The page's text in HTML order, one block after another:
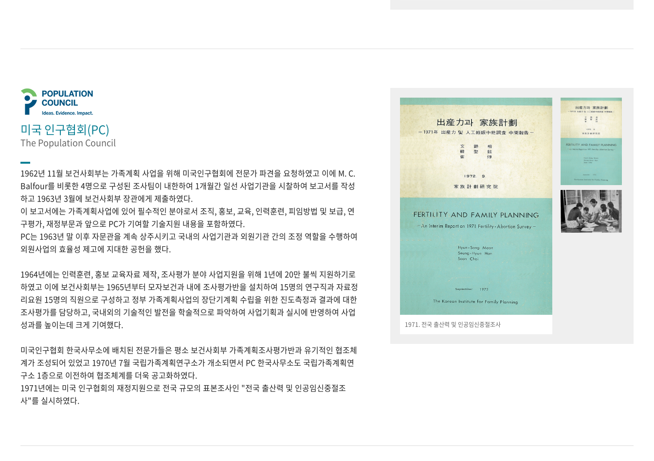
미국 인구협회(PC)
The Population Council
1962년 11월 보건사회부는 가족계획 사업을 위해 미국인구협회에 전문가 파견을 요청하였고 이에 M. C.
Balfour를 비롯한 4명으로 구성된 조사팀이 내한하여 1개월간 일선 사업기관을 시찰하여 보고서를 작성
하고 1963년 3월에 보건사회부 장관에게 제출하였다.
이 보고서에는 가족계획사업에 있어 필수적인 분야로서 조직, 홍보, 교육, 인력훈련, 피임방법 및 보급, 연
구평가, 재정부문과 앞으로 PC가 기여할 기술지원 내용을 포함하였다.
PC는 1963년 말 이후 자문관을 계속 상주시키고 국내의 사업기관과 외원기관 간의 조정 역할을 수행하여
외원사업의 효율성 제고에 지대한 공헌을 했다.
1964년에는 인력훈련, 홍보 교육자료 제작, 조사평가 분야 사업지원을 위해 1년에 20만 불씩 지원하기로
하였고 이에 보건사회부는 1965년부터 모자보건과 내에 조사평가반을 설치하여 15명의 연구직과 자료정
리요원 15명의 직원으로 구성하고 정부 가족계획사업의 장단기계획 수립을 위한 진도측정과 결과에 대한
조사평가를 담당하고, 국내외의 기술적인 발전을 학술적으로 파악하여 사업기획과 실시에 반영하여 사업
성과를 높이는데 크게 기여했다.
미국인구협회 한국사무소에 배치된 전문가들은 평소 보건사회부 가족계획조사평가반과 유기적인 협조체
계가 조성되어 있었고 1970년 7월 국립가족계획연구소가 개소되면서 PC 한국사무소도 국립가족계획연
구소 1층으로 이전하여 협조체계를 더욱 공고화하였다.
1971년에는 미국 인구협회의 재정지원으로 전국 규모의 표본조사인 "전국 출산력 및 인공임신중절조
사"를 실시하였다.
1971. 전국 출산력 및 인공임신중절조사